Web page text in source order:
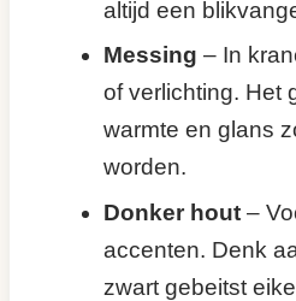
altijd een
Messing – In
of verlichting. Het
warmte en glans
worden.
Donker hout –
accenten. Denk
zwart gebeitst